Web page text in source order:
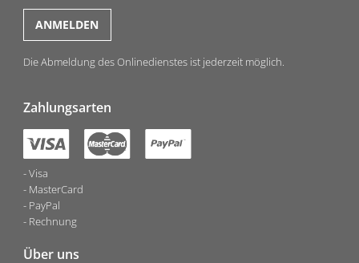
Die Abmeldung des Onlinedienstes ist jederzeit möglich.
Zahlungsarten
Visa
MasterCard
PayPal
Rechnung
Über uns